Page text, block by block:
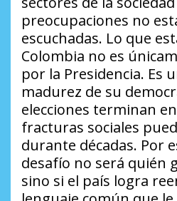
preocupaciones no
escuchadas. Lo que
Colombia no es
por la Presidencia. Es
madurez de su
elecciones terminan
fracturas sociales
durante décadas. Por
desafío no será quién
sino si el país logra